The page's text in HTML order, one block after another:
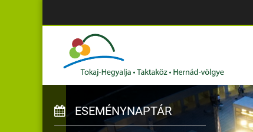
ESEMÉNYNAPTÁR